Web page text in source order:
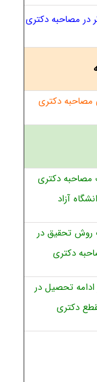
در مصاحبه دکتری
مصاحبه دکتری
مصاحبه دکتری
آزاد
روش تحقیق در
دکتری
تحصیل در
دکتری